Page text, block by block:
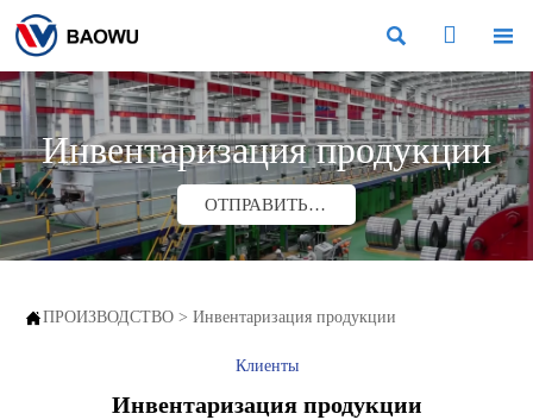
  
Инвентаризация продукции
ОТПРАВИТЬ ЗАПРОС
ПРОИЗВОДСТВО > Инвентаризация продукции
Клиенты
Инвентаризация продукции